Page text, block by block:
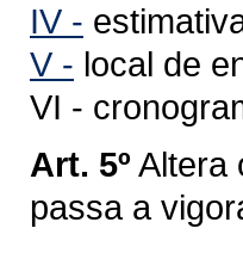
IV -
V - local de
VI -
Art. 5º Altera
passa a